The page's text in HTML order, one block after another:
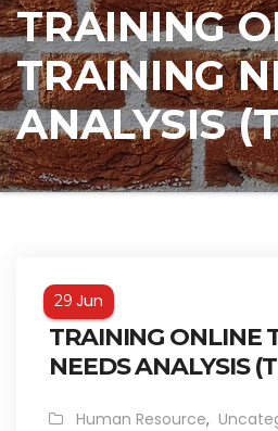
TRAINING
TRAINING
ANALYSIS
29Jun
TRAINING ONLINE
NEEDS ANALYSIS
Human Resource,